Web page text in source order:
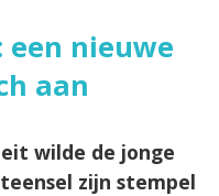
een nieuwe
aan
wilde de jonge
zijn stempel